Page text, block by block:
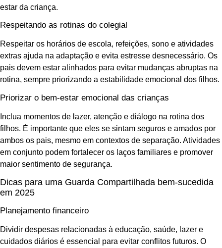
estar da criança.
Respeitando as rotinas do colegial
Respeitar os horários de escola, refeições, sono e atividades
extras ajuda na adaptação e evita estresse desnecessário. Os
pais devem estar alinhados para evitar mudanças abruptas na
rotina, sempre priorizando a estabilidade emocional dos filhos.
Priorizar o bem-estar emocional das crianças
Inclua momentos de lazer, atenção e diálogo na rotina dos
filhos. É importante que eles se sintam seguros e amados por
ambos os pais, mesmo em contextos de separação. Atividades
em conjunto podem fortalecer os laços familiares e promover
maior sentimento de segurança.
Dicas para uma Guarda Compartilhada bem-sucedida
em 2025
Planejamento financeiro
Dividir despesas relacionadas à educação, saúde, lazer e
cuidados diários é essencial para evitar conflitos futuros. O